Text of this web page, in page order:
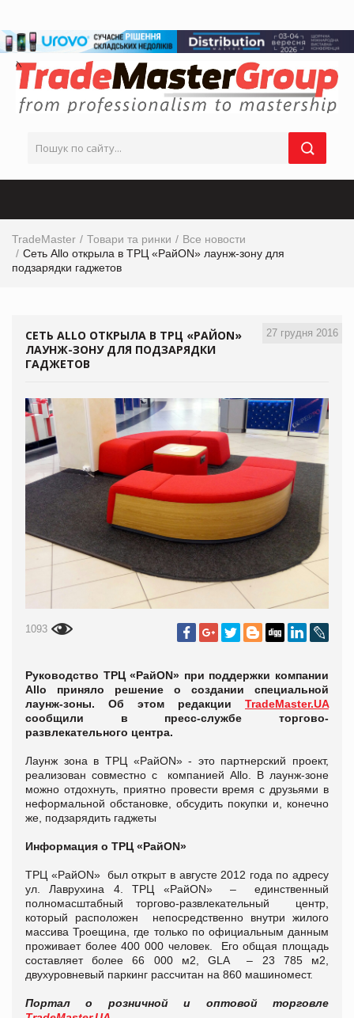
TradeMaster Товари та ринки
Все новости
Сеть Allo открыла в ТРЦ «РайON» лаунж-зону для
подзарядки гаджетов
27 грудня 2016
СЕТЬ ALLO ОТКРЫЛА В ТРЦ «РАЙON»
ЛАУНЖ-ЗОНУ ДЛЯ ПОДЗАРЯДКИ
ГАДЖЕТОВ
1093
Руководство ТРЦ «РайON» при поддержки компании
Allo приняло решение о создании специальной
лаунж-зоны. Об этом редакции TradeMaster.UA
сообщили в пресс-службе торгово-
развлекательного центра.
Лаунж зона в ТРЦ «РайON» - это партнерский проект,
реализован совместно с компанией Allo. В лаунж-зоне
можно отдохнуть, приятно провести время с друзьями в
неформальной обстановке, обсудить покупки и, конечно
же, подзарядить гаджеты
Информация о ТРЦ «РайON»
ТРЦ «РайON» был открыт в августе 2012 года по адресу
ул. Лаврухина 4. ТРЦ «РайON» – единственный
полномасштабный торгово-развлекательный центр,
который расположен непосредственно внутри жилого
массива Троещина, где только по официальным данным
проживает более 400 000 человек. Его общая площадь
составляет более 66 000 м2, GLA – 23 785 м2,
двухуровневый паркинг рассчитан на 860 машиномест.
Портал о розничной и оптовой торговле